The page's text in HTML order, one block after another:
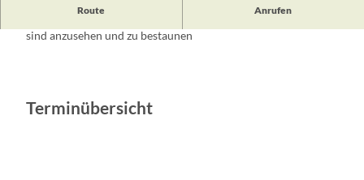
Route Anrufen
Prachtvolle Kostüme und fantastische internationale Künstler
sind anzusehen und zu bestaunen
Terminübersicht